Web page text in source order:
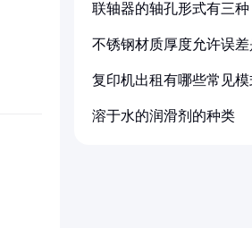
联轴器的轴孔形式有三
不锈钢材质厚度允许误
复印机出租有哪些常见模
溶于水的润滑剂的种类